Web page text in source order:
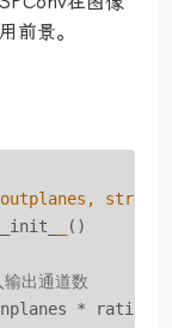
前景。
stride=
()
出通道数
* ratio)